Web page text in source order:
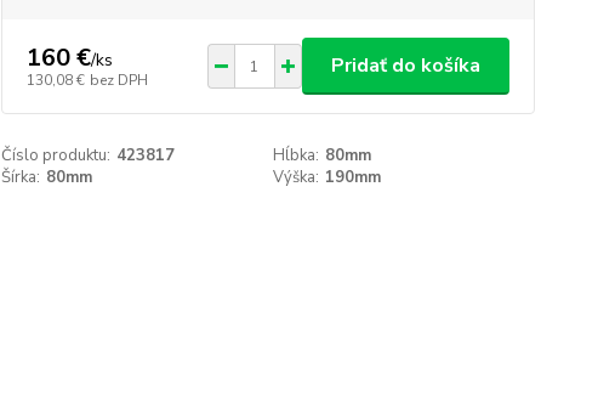
160 €/ks
130,08 € bez DPH
Pridať do košíka
Číslo produktu: 423817 Hĺbka: 80mm
Šírka: 80mm Výška: 190mm